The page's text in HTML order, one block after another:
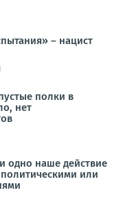
– нацист
полки в
нет
одно наше действие
или